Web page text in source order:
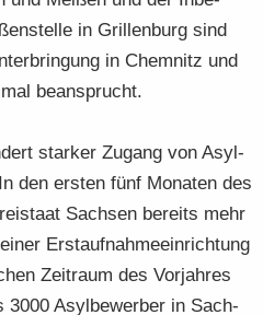
in Gril­len­burg sind
in Chem­nitz und
be­an­sprucht.
star­ker Zu­gang von Asyl­
den ers­ten fünf Mo­na­ten des
Sach­sen be­reits mehr
Erst­auf­nah­me­ein­rich­tung
Zeit­raum des Vor­jah­res
3000 Asyl­be­wer­ber in Sach­